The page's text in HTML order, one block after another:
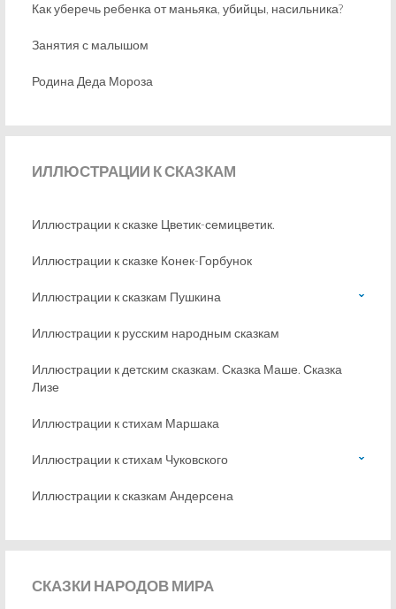
Как уберечь ребенка от маньяка, убийцы, насильника?
Занятия с малышом
Родина Деда Мороза
ИЛЛЮСТРАЦИИ К СКАЗКАМ
Иллюстрации к сказке Цветик-семицветик.
Иллюстрации к сказке Конек-Горбунок
Иллюстрации к сказкам Пушкина
Иллюстрации к русским народным сказкам
Иллюстрации к детским сказкам. Сказка Маше. Сказка
Лизе
Иллюстрации к стихам Маршака
Иллюстрации к стихам Чуковского
Иллюстрации к сказкам Андерсена
СКАЗКИ НАРОДОВ МИРА